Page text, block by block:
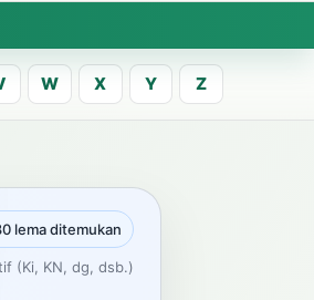
W X Y Z
lema ditemukan
(Ki, KN, dg, dsb.)